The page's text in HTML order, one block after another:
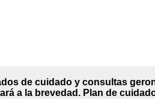
de cuidado y consultas
a la brevedad. Plan de